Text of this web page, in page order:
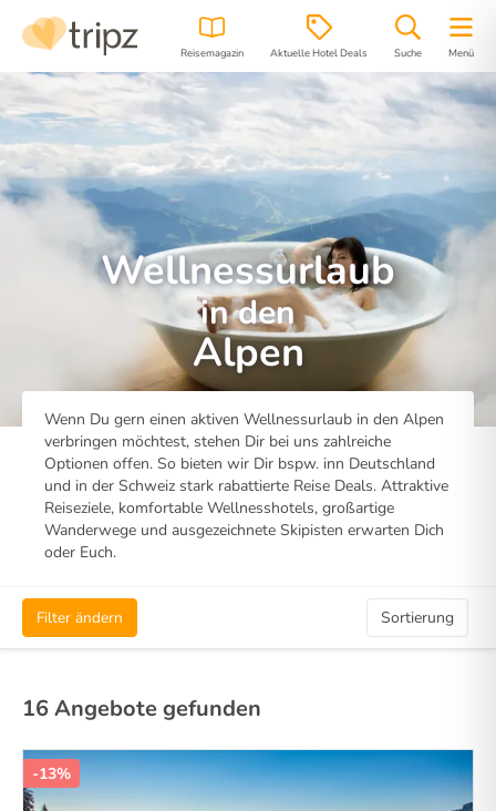
Reisemagazin Aktuelle Hotel Deals Suche Menü
Wellnessurlaub
in den
Alpen
Wenn Du gern einen aktiven Wellnessurlaub in den Alpen
verbringen möchtest, stehen Dir bei uns zahlreiche
Optionen offen. So bieten wir Dir bspw. inn Deutschland
und in der Schweiz stark rabattierte Reise Deals. Attraktive
Reiseziele, komfortable Wellnesshotels, großartige
Wanderwege und ausgezeichnete Skipisten erwarten Dich
oder Euch.
Filter ändern Sortierung
16 Angebote gefunden
-13%